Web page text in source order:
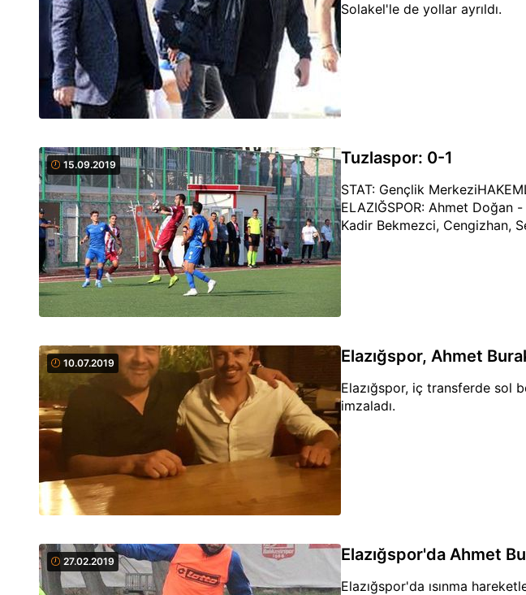
Solakel'le de yollar ayrıldı.
15.09.2019 Tuzlaspor: 0-1
STAT: Gençlik
ELAZIĞSPOR: Ahmet Doğan
Kadir Bekmezci, Cengizhan,
10.07.2019 Elazığspor, Ahmet
Elazığspor, iç transferde sol
imzaladı.
27.02.2019 Elazığspor'da Ahmet
Elazığspor'da ısınma